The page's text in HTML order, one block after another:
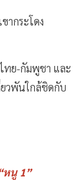
ากระโดง
ทย-กัมพูชา และ
วพันใกล้ชิดกับ
หนู 1”